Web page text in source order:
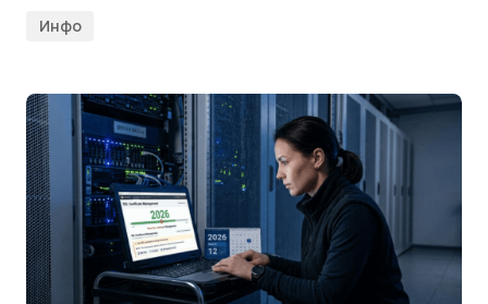
Инфо